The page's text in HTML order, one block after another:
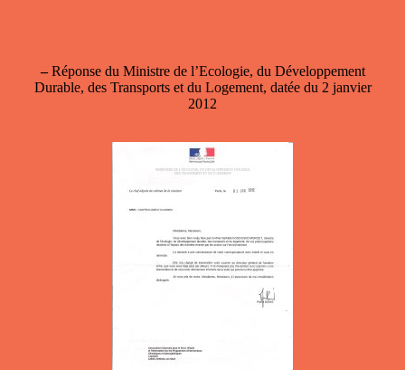
–Réponse du Ministre de l’Ecologie, du Développement
Durable, des Transports et du Logement, datée du 2 janvier
2012